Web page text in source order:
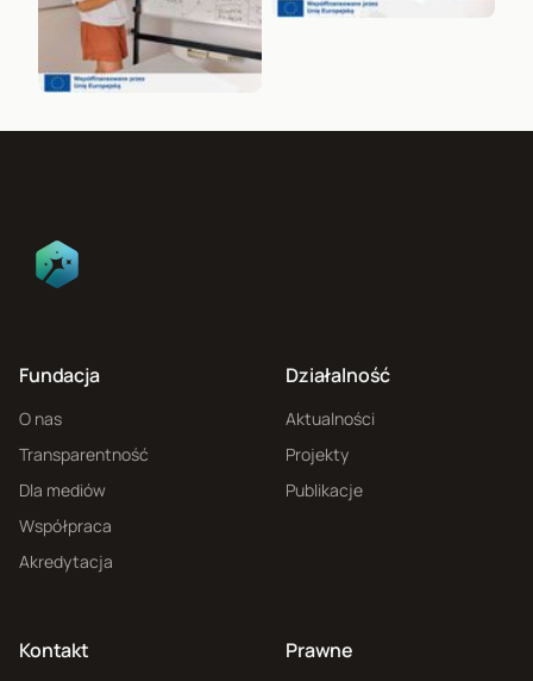
Fundacja
O nas
Transparentność
Dla mediów
Współpraca
Akredytacja
Działalność
Aktualności
Projekty
Publikacje
Kontakt Prawne